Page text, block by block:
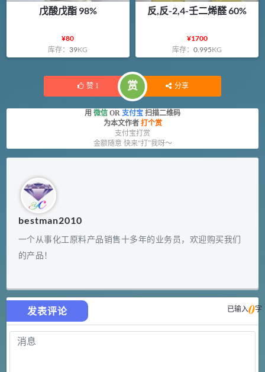
戊酸戊酯 98%
¥80
库存： 39KG
反,反-2,4-壬二烯醛 60%
¥1700
库存：0.995KG
赞 1 赏 分享
用 微信 OR 支付宝 扫描二维码
为本文作者 打个赏
支付宝打赏
金额随意 快来“打”我呀～
bestman2010
一个从事化工原料产品销售十多年的业务员，欢迎购买我们
的产品！
发表评论 已输入0字